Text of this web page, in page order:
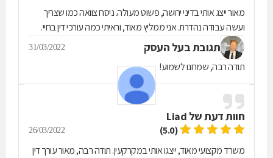
מאור ייצג אותי בדיני ירושה, פשוט מעולה. ניסח צוואה כמו שצריך
ועשה עבודה נהדרת. אני ממליץ מאוד, וראיתי כמה עורכי דין בחיי.
תגובת בעל העסק 31/03/2022
תודה רבה, שמחנו לשמוע!
חוות דעת של Liad
(5.0)
26/03/2022
משרד מקצועי מאוד, ייצגו אותי במקרקעין. תודה רבה, מאור עורך דין